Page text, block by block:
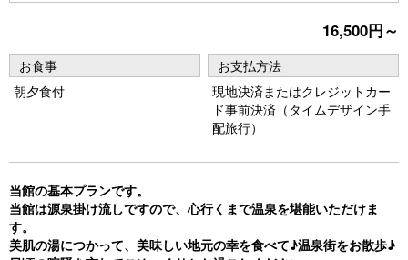
u
s
16,500円～
お食事
朝夕食付
お支払方法
現地決済またはクレジットカー
ド事前決済（タイムデザイン手
配旅行）
当館の基本プランです。
当館は源泉掛け流しですので、心行くまで温泉を堪能いただけま
す。
美肌の湯につかって、美味しい地元の幸を食べて♪温泉街をお散歩♪